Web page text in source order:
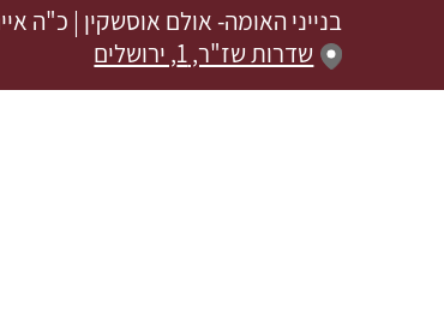
בנייני האומה- אולם אוסשקין | כ"ה
שדרות שז"ר, 1, ירושלים